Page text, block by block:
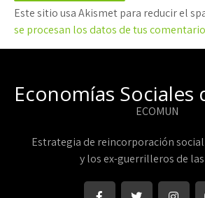
Este sitio usa Akismet para reducir el
se procesan los datos de tus
Economías Sociales
ECOMUN
Estrategia de reincorporación
y los ex-guerrilleros de las